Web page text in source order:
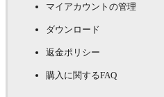
マイアカウントの管理
ダウンロード
返金ポリシー
購入に関するFAQ